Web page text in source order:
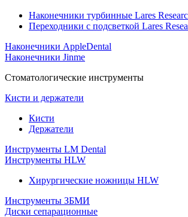
Наконечники турбинные Lares
Переходники с подсветкой Lares
Наконечники AppleDental
Наконечники Jinme
Стоматологические инструменты
Кисти и держатели
Кисти
Держатели
Инструменты LM Dental
Инструменты HLW
Хирургические ножницы HLW
Инструменты ЗБМИ
Диски сепарационные